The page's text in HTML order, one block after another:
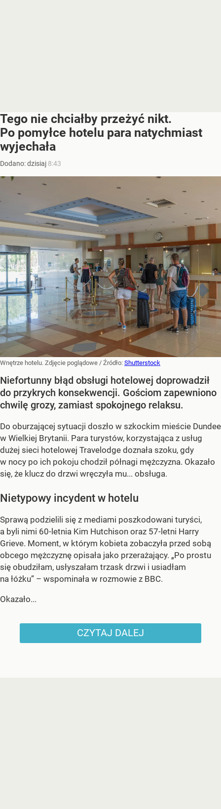
Tego nie chciałby przeżyć nikt.
Po pomyłce hotelu para natychmiast
wyjechała
Dodano:dzisiaj 8:43
Wnętrze hotelu. Zdjęcie poglądowe / Źródło: Shutterstock
Niefortunny błąd obsługi hotelowej doprowadził
do przykrych konsekwencji. Gościom zapewniono
chwilę grozy, zamiast spokojnego relaksu.
Do oburzającej sytuacji doszło w szkockim mieście Dundee
w Wielkiej Brytanii. Para turystów, korzystająca z usług
dużej sieci hotelowej Travelodge doznała szoku, gdy
w nocy po ich pokoju chodził półnagi mężczyzna. Okazało
się, że klucz do drzwi wręczyła mu... obsługa.
Nietypowy incydent w hotelu
Sprawą podzielili się z mediami poszkodowani turyści,
a byli nimi 60-letnia Kim Hutchison oraz 57-letni Harry
Grieve. Moment, w którym kobieta zobaczyła przed sobą
obcego mężczyznę opisała jako przerażający. „Po prostu
się obudziłam, usłyszałam trzask drzwi i usiadłam
na łóżku” – wspominała w rozmowie z BBC.
Okazało...
CZYTAJ DALEJ